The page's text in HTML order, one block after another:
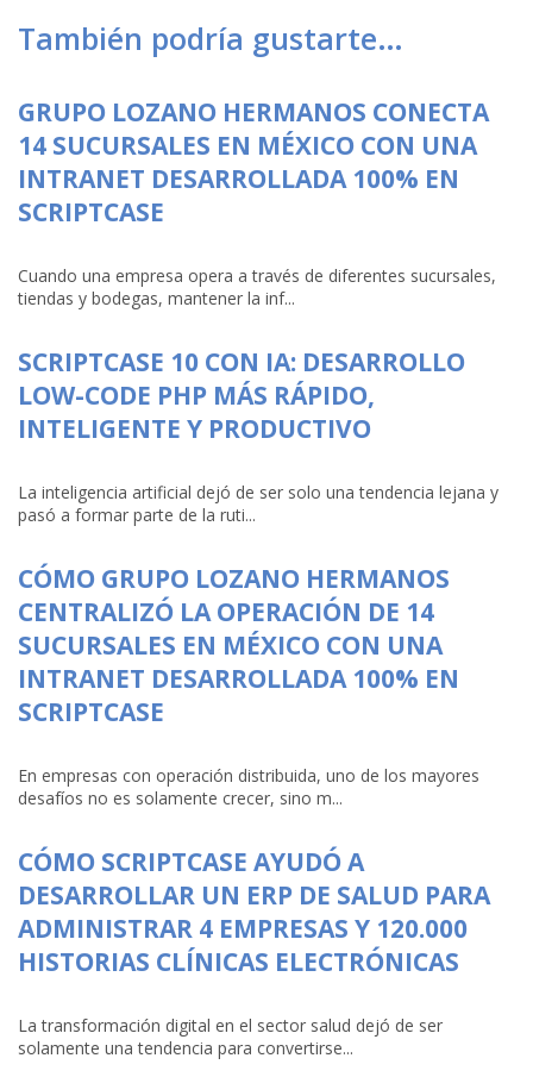
También podría gustarte…
GRUPO LOZANO HERMANOS CONECTA
14 SUCURSALES EN MÉXICO CON UNA
INTRANET DESARROLLADA 100% EN
SCRIPTCASE
Cuando una empresa opera a través de diferentes sucursales,
tiendas y bodegas, mantener la inf...
SCRIPTCASE 10 CON IA: DESARROLLO
LOW-CODE PHP MÁS RÁPIDO,
INTELIGENTE Y PRODUCTIVO
La inteligencia artificial dejó de ser solo una tendencia lejana y
pasó a formar parte de la ruti...
CÓMO GRUPO LOZANO HERMANOS
CENTRALIZÓ LA OPERACIÓN DE 14
SUCURSALES EN MÉXICO CON UNA
INTRANET DESARROLLADA 100% EN
SCRIPTCASE
En empresas con operación distribuida, uno de los mayores
desafíos no es solamente crecer, sino m...
CÓMO SCRIPTCASE AYUDÓ A
DESARROLLAR UN ERP DE SALUD PARA
ADMINISTRAR 4 EMPRESAS Y 120.000
HISTORIAS CLÍNICAS ELECTRÓNICAS
La transformación digital en el sector salud dejó de ser
solamente una tendencia para convertirse...